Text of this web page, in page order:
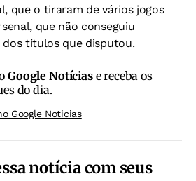
que o tiraram de vários jogos
que não conseguiu
títulos que disputou.
Google Notíciase receba os
do dia.
Google Noticias
notícia com seus